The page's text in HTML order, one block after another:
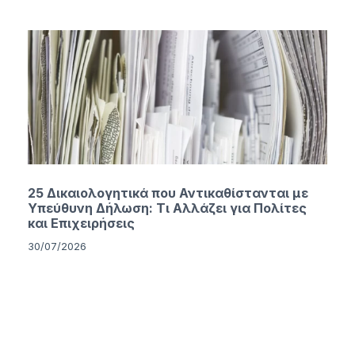
25 Δικαιολογητικά που Αντικαθίστανται με
Υπεύθυνη Δήλωση: Τι Αλλάζει για Πολίτες
και Επιχειρήσεις
30/07/2026